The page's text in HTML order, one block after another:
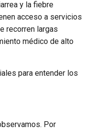
y la fiebre
acceso a servicios
recorren largas
médico de alto
para entender los
Por